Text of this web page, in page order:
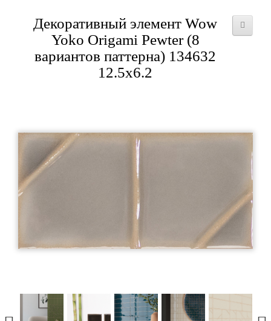
Декоративный элемент Wow
Yoko Origami Pewter (8
вариантов паттерна) 134632
12.5x6.2